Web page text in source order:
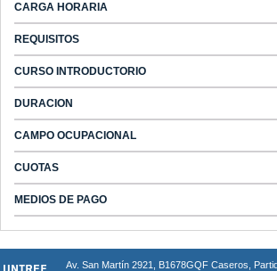
CARGA HORARIA
REQUISITOS
CURSO INTRODUCTORIO
DURACION
CAMPO OCUPACIONAL
CUOTAS
MEDIOS DE PAGO
Av. San Martín 2921, B1678GQF Caseros,